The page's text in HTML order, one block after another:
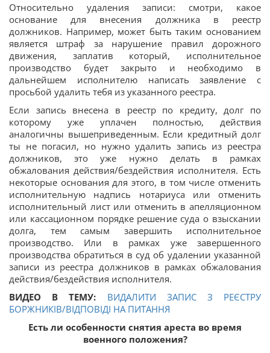
Относительно удаления записи: смотри, какое
основание для внесения должника в реестр
должников. Например, может быть таким основанием
является штраф за нарушение правил дорожного
движения, заплатив который, исполнительное
производство будет закрыто и необходимо в
дальнейшем исполнителю написать заявление с
просьбой удалить тебя из указанного реестра.
Если запись внесена в реестр по кредиту, долг по
которому уже уплачен полностью, действия
аналогичны вышеприведенным. Если кредитный долг
ты не погасил, но нужно удалить запись из реестра
должников, это уже нужно делать в рамках
обжалования действия/бездействия исполнителя. Есть
некоторые основания для этого, в том числе отменить
исполнительную надпись нотариуса или отменить
исполнительный лист или отменить в апелляционном
или кассационном порядке решение суда о взыскании
долга, тем самым завершить исполнительное
производство. Или в рамках уже завершенного
производства обратиться в суд об удалении указанной
записи из реестра должников в рамках обжалования
действия/бездействия исполнителя.
ВИДЕО В ТЕМУ:
ВИДАЛИТИ ЗАПИС З РЕЄСТРУ
БОРЖНИКІВ/ВІДПОВІДІ НА ПИТАННЯ
Есть ли особенности снятия ареста во время
военного положения?